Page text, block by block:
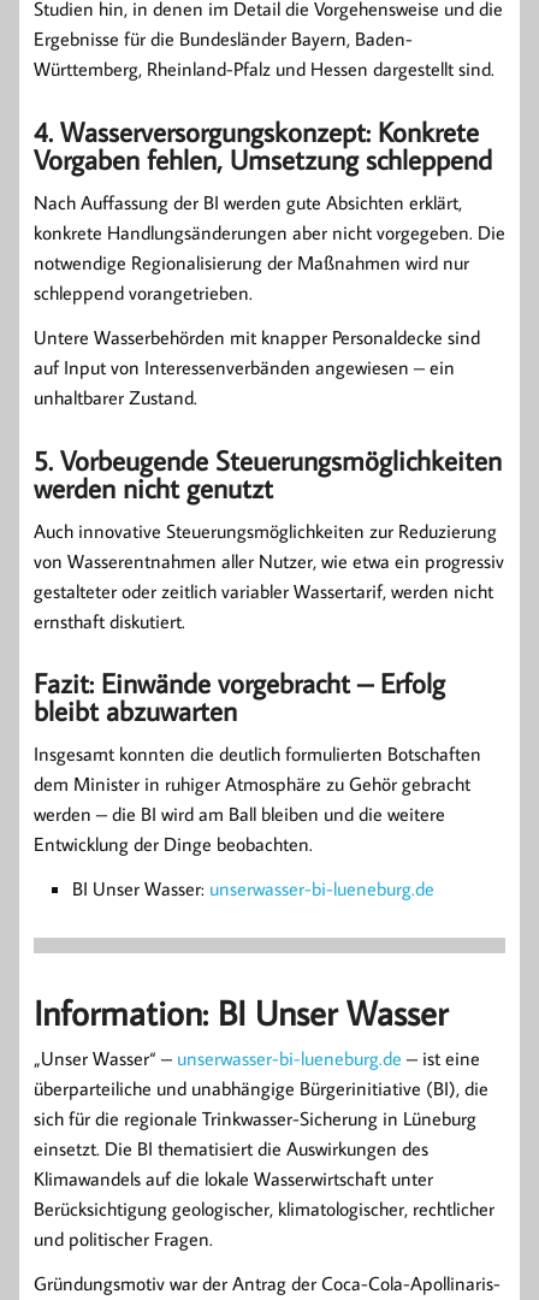
Studien hin, in denen im Detail die Vorgehensweise und die
Ergebnisse für die Bundesländer Bayern, Baden-
Württemberg, Rheinland-Pfalz und Hessen dargestellt sind.
4. Wasserversorgungskonzept: Konkrete
Vorgaben fehlen, Umsetzung schleppend
Nach Auffassung der BI werden gute Absichten erklärt,
konkrete Handlungsänderungen aber nicht vorgegeben. Die
notwendige Regionalisierung der Maßnahmen wird nur
schleppend vorangetrieben.
Untere Wasserbehörden mit knapper Personaldecke sind
auf Input von Interessenverbänden angewiesen – ein
unhaltbarer Zustand.
5. Vorbeugende Steuerungsmöglichkeiten
werden nicht genutzt
Auch innovative Steuerungsmöglichkeiten zur Reduzierung
von Wasserentnahmen aller Nutzer, wie etwa ein progressiv
gestalteter oder zeitlich variabler Wassertarif, werden nicht
ernsthaft diskutiert.
Fazit: Einwände vorgebracht – Erfolg
bleibt abzuwarten
Insgesamt konnten die deutlich formulierten Botschaften
dem Minister in ruhiger Atmosphäre zu Gehör gebracht
werden – die BI wird am Ball bleiben und die weitere
Entwicklung der Dinge beobachten.
BI Unser Wasser: unserwasser-bi-lueneburg.de
Information: BI Unser Wasser
„Unser Wasser“ – unserwasser-bi-lueneburg.de – ist eine
überparteiliche und unabhängige Bürgerinitiative (BI), die
sich für die regionale Trinkwasser-Sicherung in Lüneburg
einsetzt. Die BI thematisiert die Auswirkungen des
Klimawandels auf die lokale Wasserwirtschaft unter
Berücksichtigung geologischer, klimatologischer, rechtlicher
und politischer Fragen.
Gründungsmotiv war der Antrag der Coca-Cola-Apollinaris-